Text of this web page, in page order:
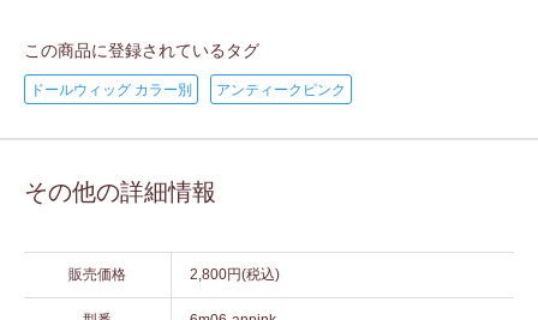
この商品に登録されているタグ
ドールウィッグ カラー別 アンティークピンク
その他の詳細情報
販売価格 2,800円(税込)